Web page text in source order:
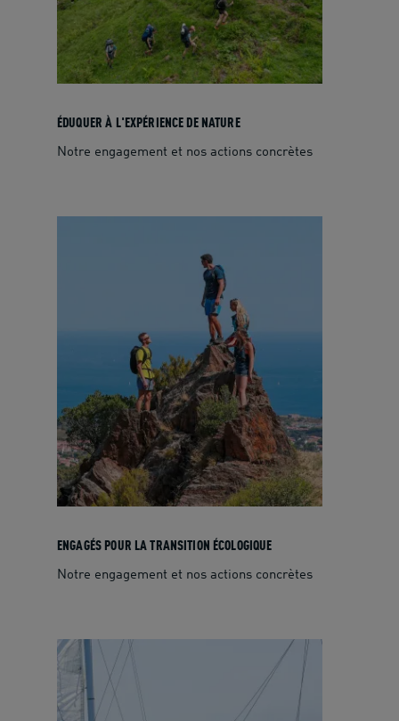
ÉDUQUER À L'EXPÉRIENCE DE NATURE
Notre engagement et nos actions concrètes
ENGAGÉS POUR LA TRANSITION ÉCOLOGIQUE
Notre engagement et nos actions concrètes